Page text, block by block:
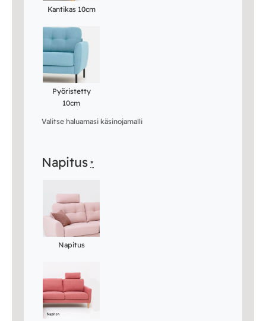
Kantikas 10cm
Pyöristetty
10cm
Valitse haluamasi käsinojamalli
Napitus *
Napitus